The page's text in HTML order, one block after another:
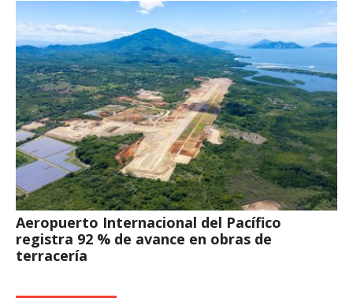
Aeropuerto Internacional del Pacífico
registra 92 % de avance en obras de
terracería